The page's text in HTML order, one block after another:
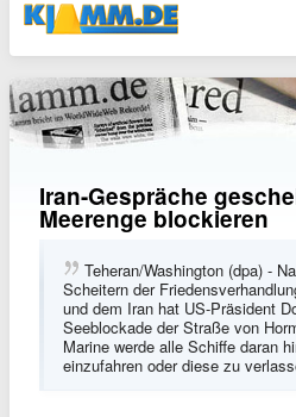
Iran-Gespräche
Meerenge blockieren
Teheran/Washington (dpa) -
Scheitern der
und dem Iran hat US-Präsident
Seeblockade der Straße von
Marine werde alle Schiffe daran
einzufahren oder diese zu